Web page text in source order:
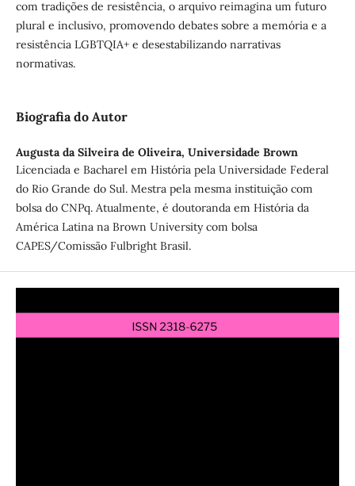
com tradições de resistência, o arquivo reimagina um futuro
plural e inclusivo, promovendo debates sobre a memória e a
resistência LGBTQIA+ e desestabilizando narrativas
normativas.
Biografia do Autor
Augusta da Silveira de Oliveira, Universidade Brown
Licenciada e Bacharel em História pela Universidade Federal
do Rio Grande do Sul. Mestra pela mesma instituição com
bolsa do CNPq. Atualmente, é doutoranda em História da
América Latina na Brown University com bolsa
CAPES/Comissão Fulbright Brasil.